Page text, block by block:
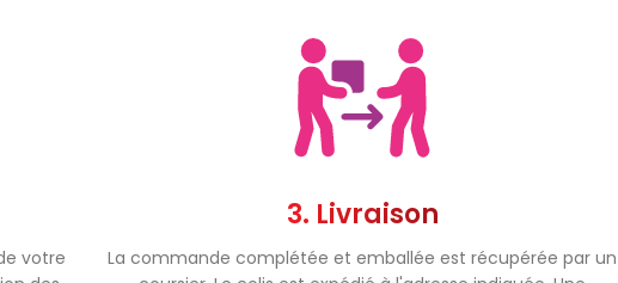
votre
3. Livraison
La commande complétée et emballée est récupérée par un